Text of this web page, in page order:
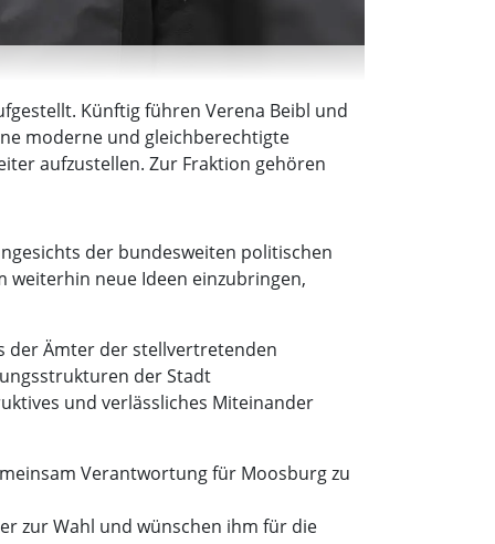
Künftig führen Verena Beibl und
moderne und gleichberechtigte
aufzustellen. Zur Fraktion gehören
der bundesweiten politischen
weiterhin neue Ideen einzubringen,
der Ämter der stellvertretenden
der Stadt
und verlässliches Miteinander
Verantwortung für Moosburg zu
zur Wahl und wünschen ihm für die